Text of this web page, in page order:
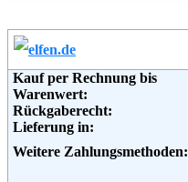
Weitere Zahlungsmethoden:
Adresse:
Telefon:
Kauf per Rechnung bis
Warenwert:
Rückgaberecht:
Lieferung in:
Weitere Zahlungsmethoden: